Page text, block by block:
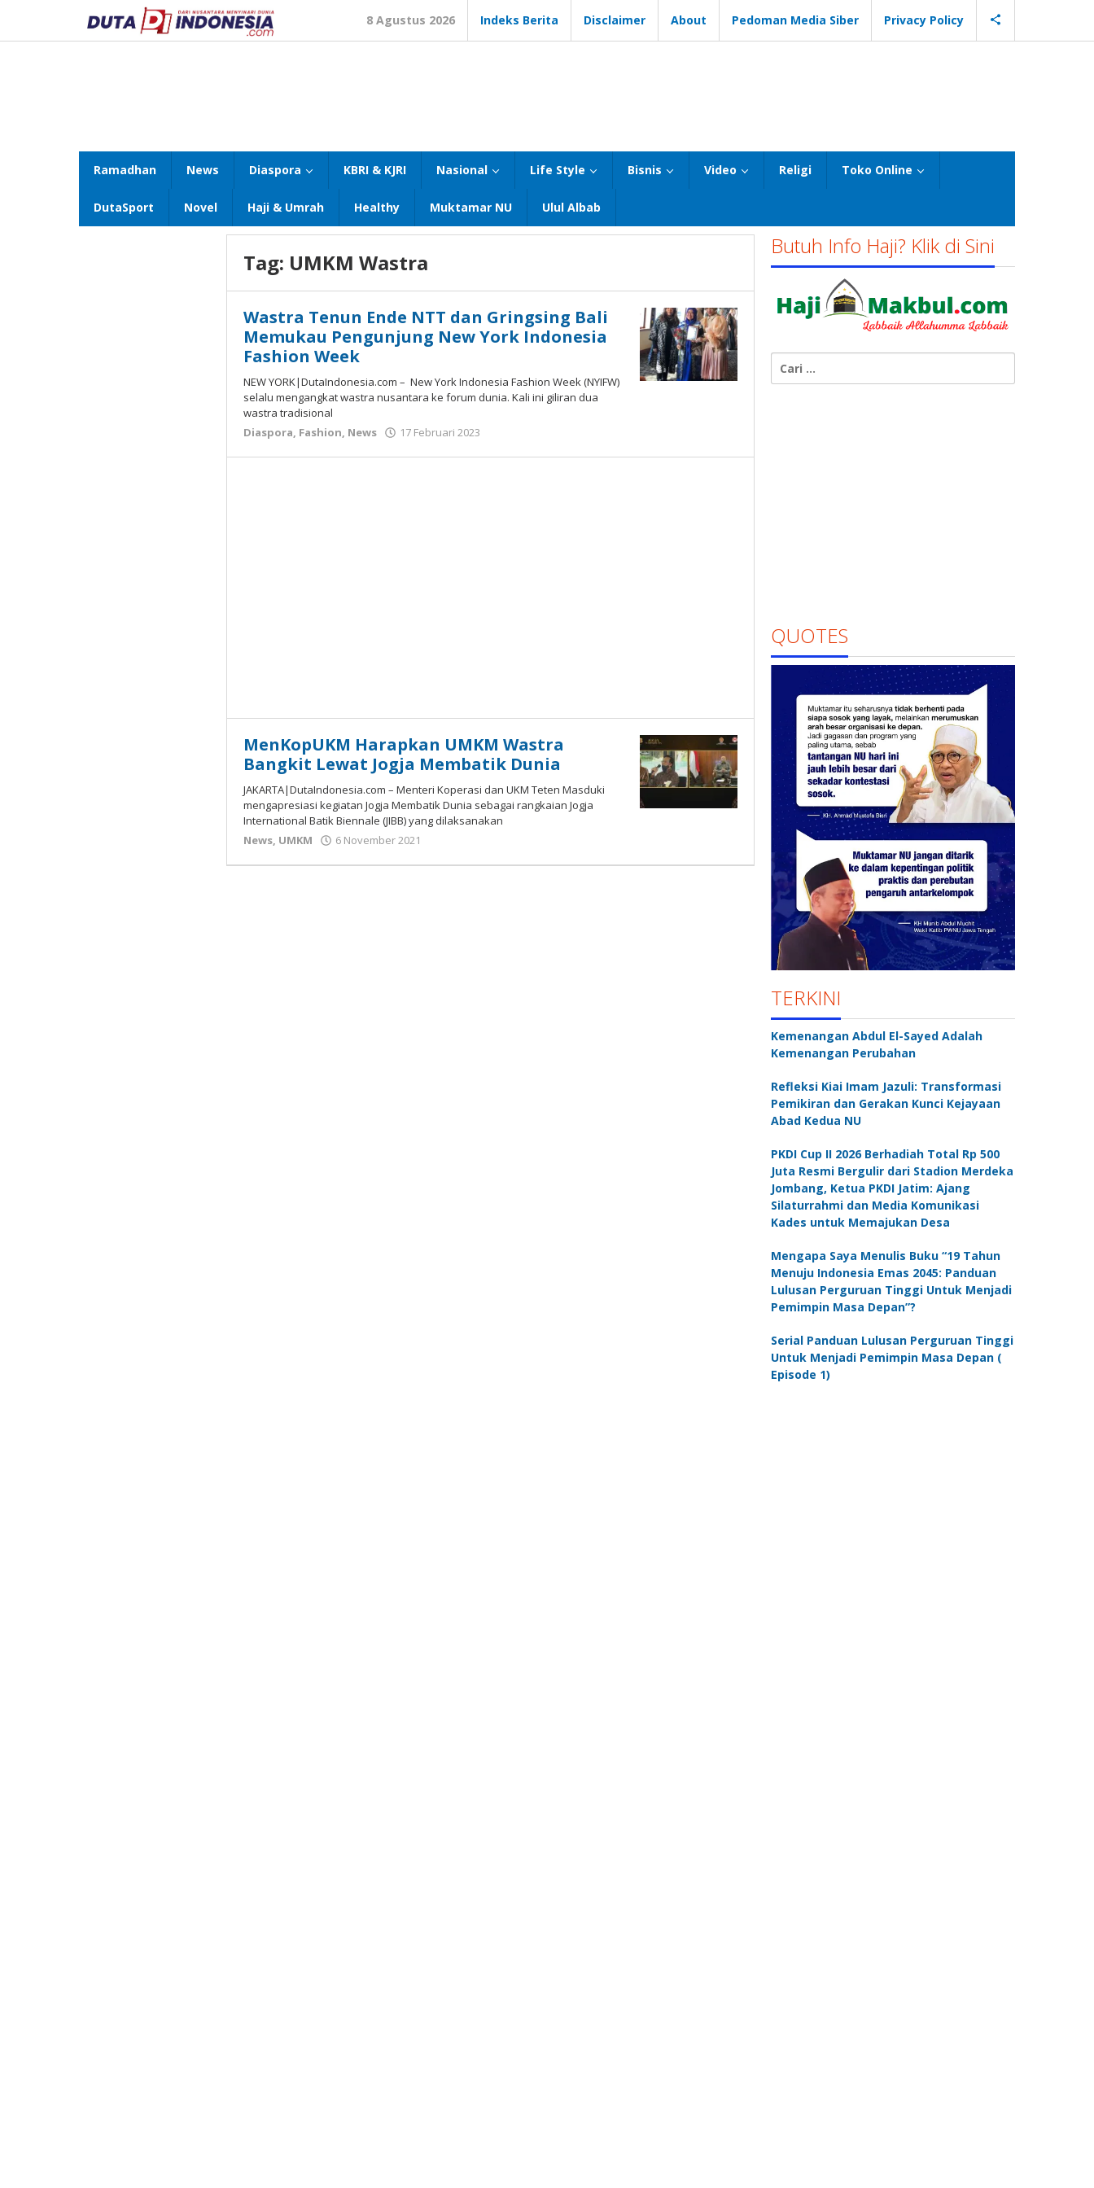
konten
8 Agustus 2026 Indeks Berita Disclaimer About Pedoman Media Siber Privacy Policy
Ramadhan News Diaspora KBRI & KJRI Nasional Life Style Bisnis Video Religi Toko Online
DutaSport Novel Haji & Umrah Healthy Muktamar NU Ulul Albab
Tag: UMKM Wastra
Wastra Tenun Ende NTT dan Gringsing Bali
Memukau Pengunjung New York Indonesia
Fashion Week
NEW YORK|DutaIndonesia.com – New York Indonesia Fashion Week (NYIFW)
selalu mengangkat wastra nusantara ke forum dunia. Kali ini giliran dua
wastra tradisional
Diaspora, Fashion, News 17 Februari 2023
Susanto
MenKopUKM Harapkan UMKM Wastra
Bangkit Lewat Jogja Membatik Dunia
JAKARTA|DutaIndonesia.com – Menteri Koperasi dan UKM Teten Masduki
mengapresiasi kegiatan Jogja Membatik Dunia sebagai rangkaian Jogja
International Batik Biennale (JIBB) yang dilaksanakan
News, UMKM 6 November 2021
Niswah
Butuh Info Haji? Klik di Sini
untuk:
QUOTES
TERKINI
Kemenangan Abdul El-Sayed Adalah
Kemenangan Perubahan
Refleksi Kiai Imam Jazuli: Transformasi
Pemikiran dan Gerakan Kunci Kejayaan
Abad Kedua NU
PKDI Cup II 2026 Berhadiah Total Rp 500
Juta Resmi Bergulir dari Stadion Merdeka
Jombang, Ketua PKDI Jatim: Ajang
Silaturrahmi dan Media Komunikasi
Kades untuk Memajukan Desa
Mengapa Saya Menulis Buku “19 Tahun
Menuju Indonesia Emas 2045: Panduan
Lulusan Perguruan Tinggi Untuk Menjadi
Pemimpin Masa Depan”?
Serial Panduan Lulusan Perguruan Tinggi
Untuk Menjadi Pemimpin Masa Depan (
Episode 1)